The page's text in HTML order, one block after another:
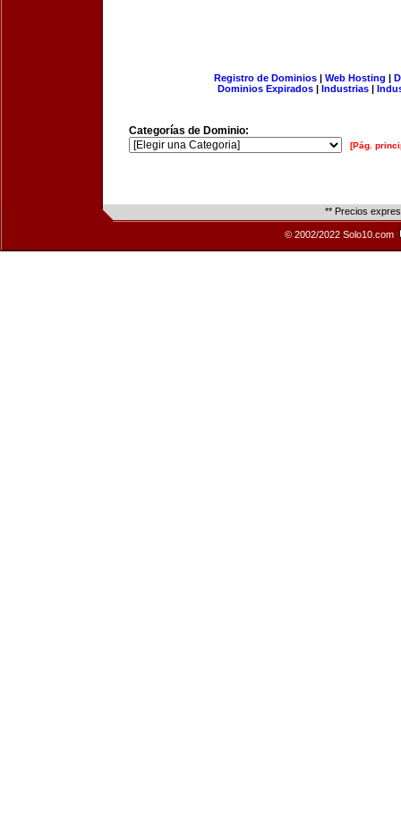
Registro de Dominios| Web Hosting |
Dominios Expirados | Industrias |
Categorías de Dominio:
[Pág.
** Precios
© 2002/2022 Solo10.com